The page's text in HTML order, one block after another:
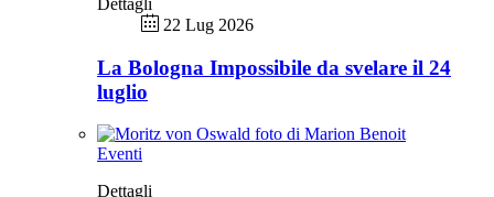
22 Lug 2026
La Bologna Impossibile da svelare il 24
luglio
Eventi
Dettagli